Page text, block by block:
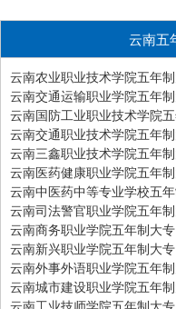
云南五
云南农业职业技术学院五年
云南交通运输职业学院五年
云南国防工业职业技术学院
云南交通职业技术学院五年
云南三鑫职业技术学院五年
云南医药健康职业学院五年
云南中医药中等专业学校五
云南司法警官职业学院五年
云南商务职业学院五年制大专
云南新兴职业学院五年制大专
云南外事外语职业学院五年
云南城市建设职业学院五年
云南工业技师学院五年制大专